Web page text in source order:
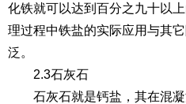
化铁就可以达到百分之九十以
理过程中铁盐的实际应用与其
泛。
2.3石灰石
石灰石就是钙盐，其在混